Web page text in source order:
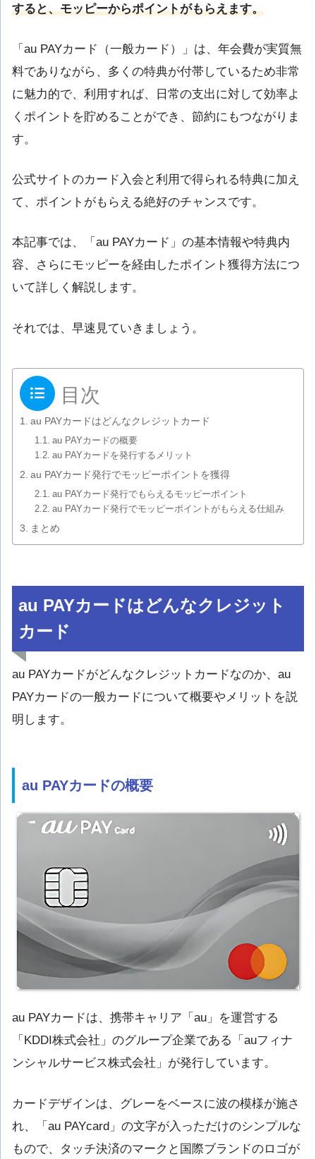
すると、モッピーからポイントがもらえます。
「au PAYカード（一般カード）」は、年会費が実質無
料でありながら、多くの特典が付帯しているため非常
に魅力的で、利用すれば、日常の支出に対して効率よ
くポイントを貯めることができ、節約にもつながりま
す。
公式サイトのカード入会と利用で得られる特典に加え
て、ポイントがもらえる絶好のチャンスです。
本記事では、「au PAYカード」の基本情報や特典内
容、さらにモッピーを経由したポイント獲得方法につ
いて詳しく解説します。
それでは、早速見ていきましょう。
目次
au PAYカードはどんなクレジットカード
au PAYカードの概要
au PAYカードを発行するメリット
au PAYカード発行でモッピーポイントを獲得
au PAYカード発行でもらえるモッピーポイント
au PAYカード発行でモッピーポイントがもらえる仕組み
まとめ
au PAYカードはどんなクレジット
カード
au PAYカードがどんなクレジットカードなのか、au
PAYカードの一般カードについて概要やメリットを説
明します。
au PAYカードの概要
au PAYカードは、携帯キャリア「au」を運営する
「KDDI株式会社」のグループ企業である「auフィナ
ンシャルサービス株式会社」が発行しています。
カードデザインは、グレーをベースに波の模様が施さ
れ、「au PAYcard」の文字が入っただけのシンプルな
もので、タッチ決済のマークと国際ブランドのロゴが